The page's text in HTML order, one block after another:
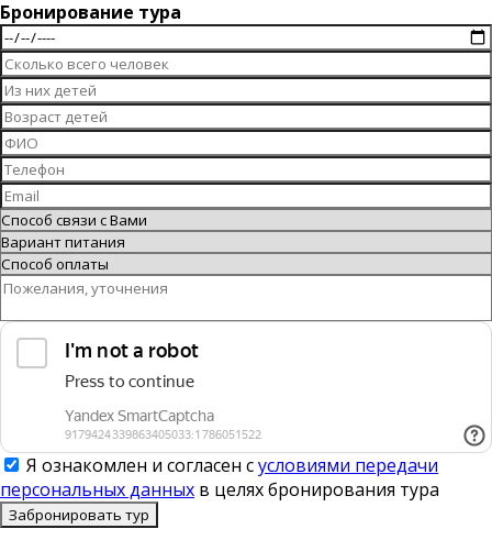
Бронирование тура
Я ознакомлен и согласен сусловиями передачи
персональных данных в целях бронирования тура
Забронировать тур